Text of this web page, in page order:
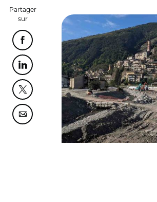
Partager
sur
Partager cette page sur Facebook
Partager cette page sur Linkedin
Partager cette page sur Twitter
Partager cette page sur Courriel